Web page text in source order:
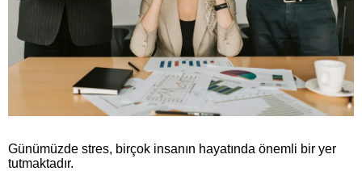
Günümüzde stres, birçok insanın hayatında önemli bir yer
tutmaktadır.